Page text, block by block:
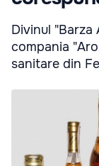
Divinul "Barza
compania
sanitare din